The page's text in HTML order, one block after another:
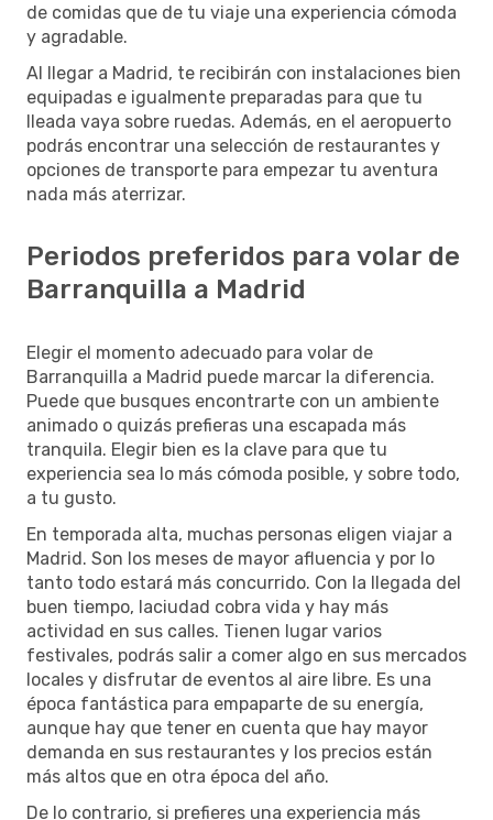
de comidas que de tu viaje una experiencia cómoda
y agradable.
Al llegar a Madrid, te recibirán con instalaciones bien
equipadas e igualmente preparadas para que tu
lleada vaya sobre ruedas. Además, en el aeropuerto
podrás encontrar una selección de restaurantes y
opciones de transporte para empezar tu aventura
nada más aterrizar.
Periodos preferidos para volar de
Barranquilla a Madrid
Elegir el momento adecuado para volar de
Barranquilla a Madrid puede marcar la diferencia.
Puede que busques encontrarte con un ambiente
animado o quizás prefieras una escapada más
tranquila. Elegir bien es la clave para que tu
experiencia sea lo más cómoda posible, y sobre todo,
a tu gusto.
En temporada alta, muchas personas eligen viajar a
Madrid. Son los meses de mayor afluencia y por lo
tanto todo estará más concurrido. Con la llegada del
buen tiempo, laciudad cobra vida y hay más
actividad en sus calles. Tienen lugar varios
festivales, podrás salir a comer algo en sus mercados
locales y disfrutar de eventos al aire libre. Es una
época fantástica para empaparte de su energía,
aunque hay que tener en cuenta que hay mayor
demanda en sus restaurantes y los precios están
más altos que en otra época del año.
De lo contrario, si prefieres una experiencia más